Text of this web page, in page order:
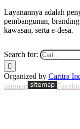
Layanannya adalah
pembangunan,
kawasan, serta e-desa.
Search for:
Organized by Caritra
sitemap